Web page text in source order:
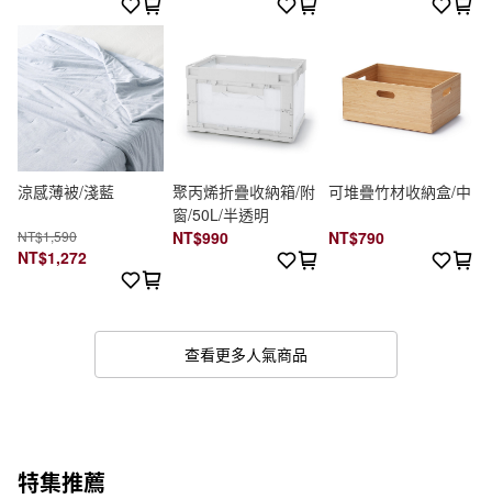
涼感薄被/淺藍
NT$1,590
NT$1,272
聚丙烯折疊收納箱/附
窗/50L/半透明
NT$990
可堆疊竹材收納盒/中
NT$790
查看更多人氣商品
特集推薦